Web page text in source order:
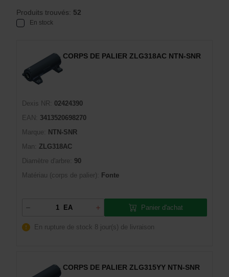
Produits trouvés: 52
En stock
CORPS DE PALIER ZLG318AC NTN-SNR
Dexis NR:
02424390
EAN:
3413520698270
Marque:
NTN-SNR
Man: ZLG318AC
Diamètre d'arbre:
90
Matériau (corps de palier):
Fonte
EA Panier d'achat
En rupture de stock 8 jour(s) de livraison
CORPS DE PALIER ZLG315YY NTN-SNR